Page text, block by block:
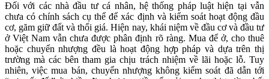
Đối với các nhà đầu tư cá nhân, hệ thống pháp luật hiện tại vẫn
chưa có chính sách cụ thể để xác định và kiểm soát hoạt động đầu
cơ, găm giữ đất và thổi giá. Hiện nay, khái niệm về đầu cơ và đầu tư
ở Việt Nam vẫn chưa được phân định rõ ràng. Mua để ở, cho thuê
hoặc chuyển nhượng đều là hoạt động hợp pháp và dựa trên thị
trường mà các bên tham gia chịu trách nhiệm về lãi hoặc lỗ. Tuy
nhiên, việc mua bán, chuyển nhượng không kiểm soát đã dẫn tới